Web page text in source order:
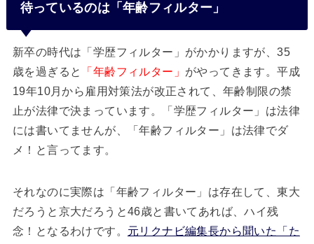
待っているのは「年齢フィルター」
新卒の時代は「学歴フィルター」がかかりますが、35
歳を過ぎると
「年齢フィルター」 がやってきます。平成
19年10月から雇用対策法が改正されて、年齢制限の禁
止が法律で決まっています。「学歴フィルター」は法律
には書いてませんが、「年齢フィルター」は法律でダ
メ！と言ってます。
それなのに実際は「年齢フィルター」は存在して、東大
だろうと京大だろうと46歳と書いてあれば、ハイ残
念！となるわけです。 元リクナビ編集長から聞いた「た